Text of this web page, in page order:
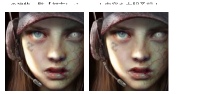
の建物一覧【都市レベ
ル】【アップグレード】
ト内容を大胆予想！